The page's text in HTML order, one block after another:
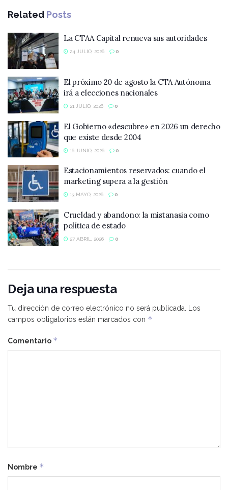
Related Posts
La CTAA Capital renueva sus autoridades
24 JULIO, 2026 0
El próximo 20 de agosto la CTA Autónoma
irá a elecciones nacionales
21 JULIO, 2026 0
El Gobierno «descubre» en 2026 un derecho
que existe desde 2004
16 JUNIO, 2026 0
Estacionamientos reservados: cuando el
marketing supera a la gestión
13 MAYO, 2026 0
Crueldad y abandono: la mistanasia como
política de estado
27 ABRIL, 2026 0
Deja una respuesta
Tu dirección de correo electrónico no será publicada. Los
campos obligatorios están marcados con *
Comentario *
Nombre *